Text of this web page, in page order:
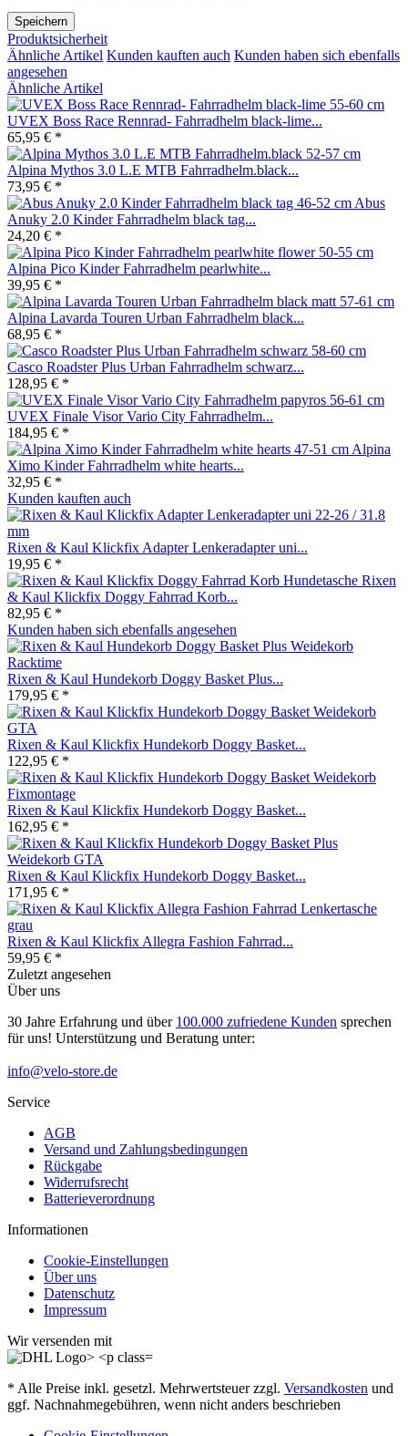
Speichern
Produktsicherheit
Ähnliche Artikel Kunden kauften auch Kunden haben sich ebenfalls
angesehen
Ähnliche Artikel
UVEX Boss Race Rennrad- Fahrradhelm black-lime...
65,95 € *
Alpina Mythos 3.0 L.E MTB Fahrradhelm.black...
73,95 € *
Abus
Anuky 2.0 Kinder Fahrradhelm black tag...
24,20 € *
Alpina Pico Kinder Fahrradhelm pearlwhite...
39,95 € *
Alpina Lavarda Touren Urban Fahrradhelm black...
68,95 € *
Casco Roadster Plus Urban Fahrradhelm schwarz...
128,95 € *
UVEX Finale Visor Vario City Fahrradhelm...
184,95 € *
Alpina
Ximo Kinder Fahrradhelm white hearts...
32,95 € *
Kunden kauften auch
Rixen & Kaul Klickfix Adapter Lenkeradapter uni...
19,95 € *
Rixen
& Kaul Klickfix Doggy Fahrrad Korb...
82,95 € *
Kunden haben sich ebenfalls angesehen
Rixen & Kaul Hundekorb Doggy Basket Plus...
179,95 € *
Rixen & Kaul Klickfix Hundekorb Doggy Basket...
122,95 € *
Rixen & Kaul Klickfix Hundekorb Doggy Basket...
162,95 € *
Rixen & Kaul Klickfix Hundekorb Doggy Basket...
171,95 € *
Rixen & Kaul Klickfix Allegra Fashion Fahrrad...
59,95 € *
Zuletzt angesehen
Über uns
30 Jahre Erfahrung und über 100.000 zufriedene Kunden sprechen
für uns! Unterstützung und Beratung unter:
info@velo-store.de
Service
AGB
Versand und Zahlungsbedingungen
Rückgabe
Widerrufsrecht
Batterieverordnung
Informationen
Cookie-Einstellungen
Über uns
Datenschutz
Impressum
Wir versenden mit
* Alle Preise inkl. gesetzl. Mehrwertsteuer zzgl. Versandkosten und
ggf. Nachnahmegebühren, wenn nicht anders beschrieben